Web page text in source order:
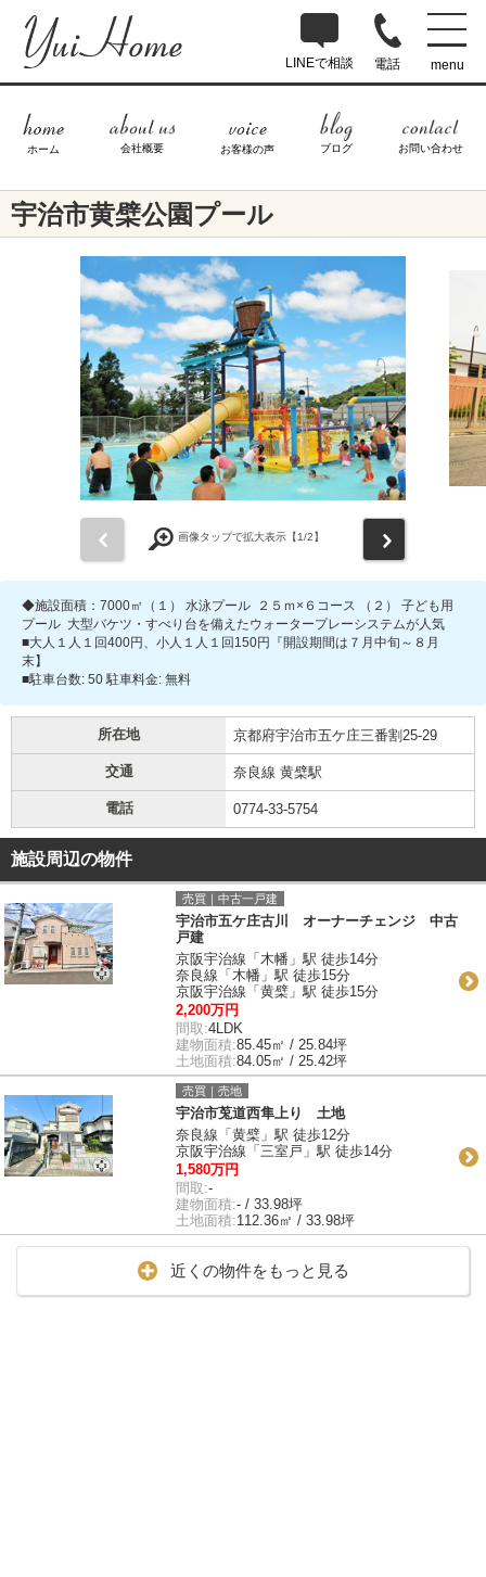
LINEで相談 電話 menu
ホーム 会社概要 お客様の声 ブログ お問い合わせ
宇治市黄檗公園プール
画像タップで拡大表示【1/2】
◆施設面積：7000㎡（１） 水泳プール ２５ｍ×６コース （２） 子ども用
プール 大型バケツ・すべり台を備えたウォータープレーシステムが人気
■大人１人１回400円、小人１人１回150円『開設期間は７月中旬～８月
末】
■駐車台数: 50 駐車料金: 無料
所在地 京都府宇治市五ケ庄三番割25-29
交通 奈良線 黄檗駅
電話 0774-33-5754
施設周辺の物件
売買｜中古一戸建
宇治市五ケ庄古川 オーナーチェンジ 中古
戸建
京阪宇治線「木幡」駅 徒歩14分
奈良線「木幡」駅 徒歩15分
京阪宇治線「黄檗」駅 徒歩15分
2,200万円
間取:4LDK
建物面積:85.45㎡ / 25.84坪
土地面積:84.05㎡ / 25.42坪
売買｜売地
宇治市莵道西隼上り 土地
奈良線「黄檗」駅 徒歩12分
京阪宇治線「三室戸」駅 徒歩14分
1,580万円
間取:-
建物面積:- / 33.98坪
土地面積:112.36㎡ / 33.98坪
近くの物件をもっと見る